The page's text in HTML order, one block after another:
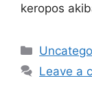
keropos
Leave a